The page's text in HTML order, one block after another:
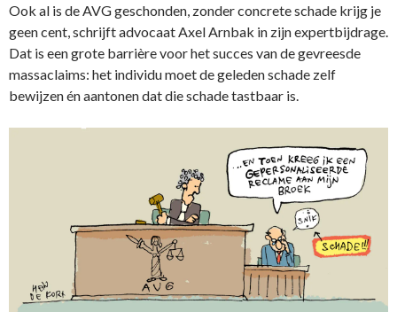
Ook al is de AVG geschonden, zonder concrete schade krijg je
geen cent, schrijft advocaat Axel Arnbak in zijn expertbijdrage.
Dat is een grote barrière voor het succes van de gevreesde
massaclaims: het individu moet de geleden schade zelf
bewijzen én aantonen dat die schade tastbaar is.